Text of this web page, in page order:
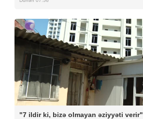
"7 ildir ki, bizə olmayan əziyyəti verir"